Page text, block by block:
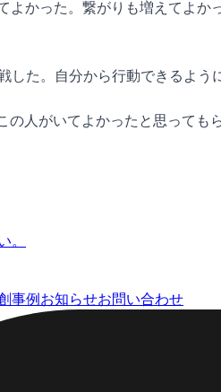
よかった。繋がりも増えてよ
した。自分から行動できるよう
の人がいてよかったと思っても
。
事例 お知らせお問い合わせ